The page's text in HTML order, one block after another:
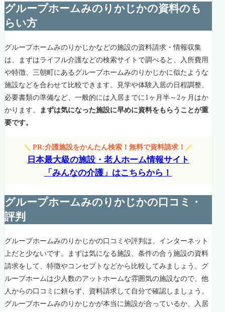
グループホームみのりかじかの資料のも
らい方
グループホームみのりかじかなどの施設の資料請求・情報収集
は、まずはライフル介護などの検索サイトで調べると、入所費用
や特徴、三朝町にあるグループホームみのりかじかに似たような
施設などを合わせて比較できます。見学や体験入居の日程調整、
必要書類の準備など、一般的には入居までに1ヶ月半～2ヶ月はか
かります。
まずは気になった施設に早めに資料をもらうことが重
要です。
＼PR:介護施設をかんたん検索！無料で資料請求！ ／
日本最大級の施設・老人ホーム情報サイト
「みんなの介護」はこちらから！
グループホームみのりかじかの口コミ・
評判
グループホームみのりかじかの口コミや評判は、インターネット
上だと少ないです。まずは気になる施設、条件の合う施設の資料
請求をして、特徴やコンセプトなどから比較してみましょう。グ
ループホームは少人数のアットホームな雰囲気の施設なので、他
人からの口コミに頼らず、資料請求して自分で確認しましょう。
グループホームみのりかじかが本当に施設が合っているか、入居